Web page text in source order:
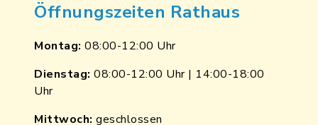
Öffnungszeiten Rathaus
Montag: 08:00-12:00 Uhr
Dienstag: 08:00-12:00 Uhr | 14:00-18:00
Uhr
Mittwoch: geschlossen